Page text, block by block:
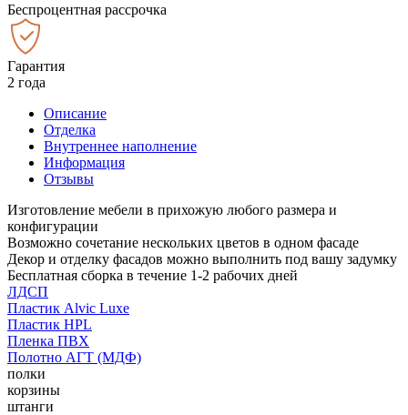
Беспроцентная рассрочка
Гарантия
2 года
Описание
Отделка
Внутреннее наполнение
Информация
Отзывы
Изготовление мебели в прихожую любого размера и
конфигурации
Возможно сочетание нескольких цветов в одном фасаде
Декор и отделку фасадов можно выполнить под вашу задумку
Бесплатная сборка в течение 1-2 рабочих дней
ЛДСП
Пластик Alvic Luxe
Пластик HPL
Пленка ПВХ
Полотно АГТ (МДФ)
полки
корзины
штанги